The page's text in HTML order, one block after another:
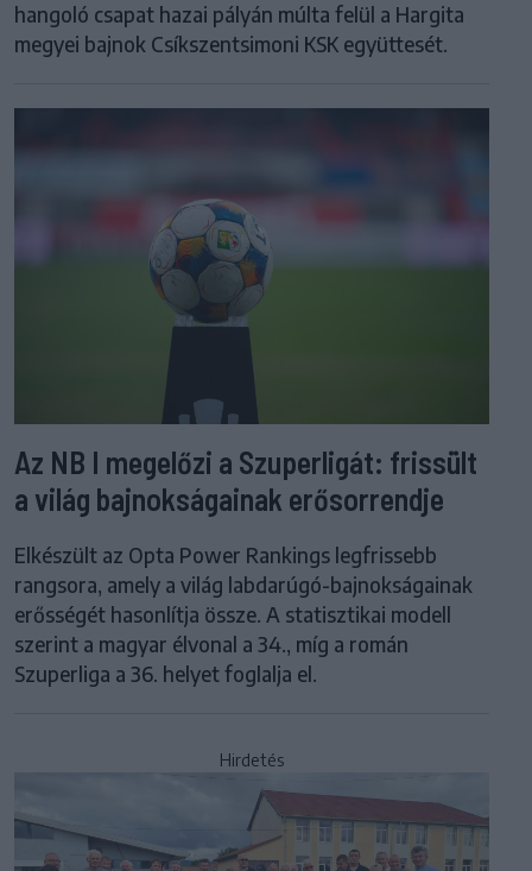
hangoló csapat hazai pályán múlta felül a Hargita
megyei bajnok Csíkszentsimoni KSK együttesét.
Az NB I megelőzi a Szuperligát: frissült
a világ bajnokságainak erősorrendje
Elkészült az Opta Power Rankings legfrissebb
rangsora, amely a világ labdarúgó-bajnokságainak
erősségét hasonlítja össze. A statisztikai modell
szerint a magyar élvonal a 34., míg a román
Szuperliga a 36. helyet foglalja el.
Hirdetés